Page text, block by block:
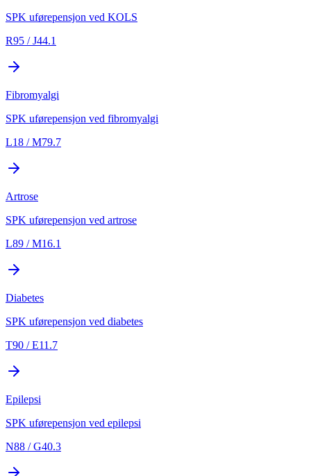
SPK uførepensjon ved KOLS
R95 / J44.1
Fibromyalgi
SPK uførepensjon ved fibromyalgi
L18 / M79.7
Artrose
SPK uførepensjon ved artrose
L89 / M16.1
Diabetes
SPK uførepensjon ved diabetes
T90 / E11.7
Epilepsi
SPK uførepensjon ved epilepsi
N88 / G40.3